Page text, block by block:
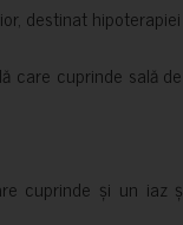
destinat
care cuprinde sală
cuprinde și un iaz